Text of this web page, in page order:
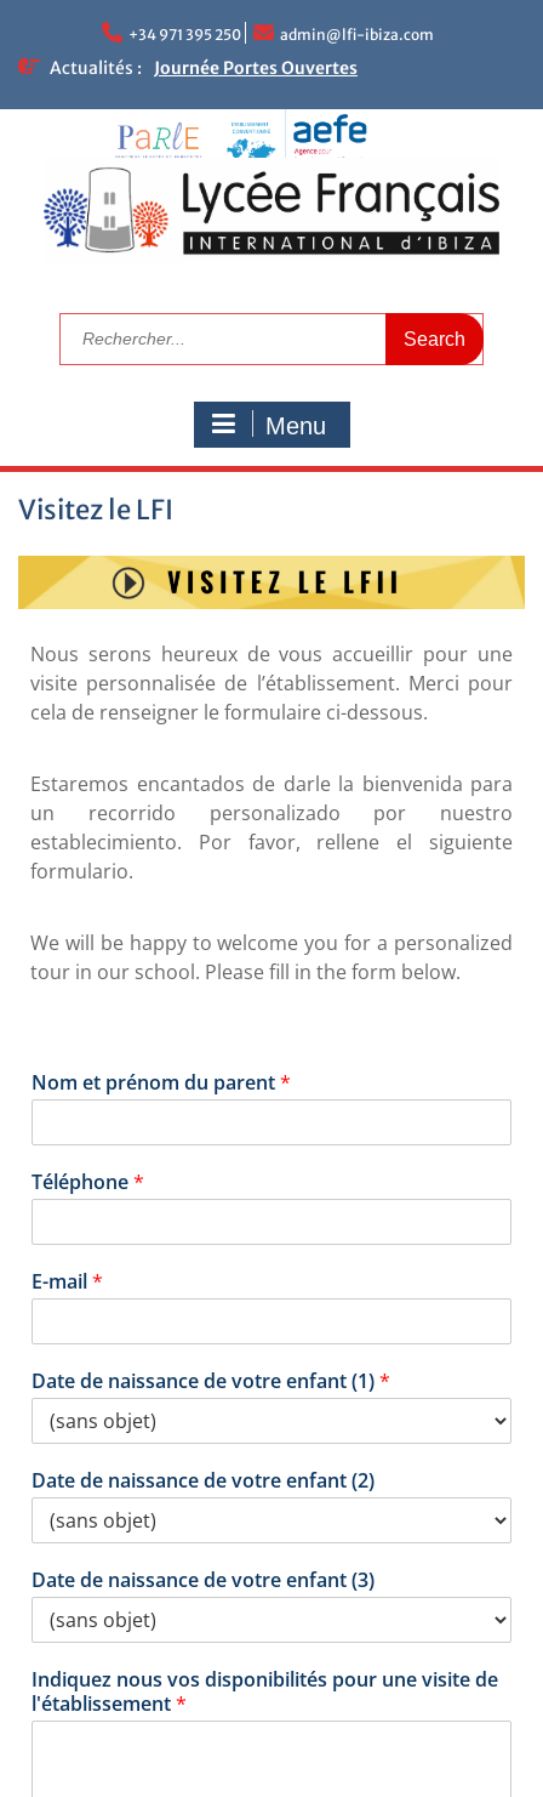
+34 971 395 250 admin@lfi-ibiza.com
Actualités :
Journée Portes Ouvertes
Réunions parents – enseignants
Le mot de la Proviseure
Résultats académiques
Calendrier de rentrée 2025
Calendrier scolaire
Visitez le LFI
Menu
Visitez le LFI
Nous serons heureux de vous accueillir pour une
visite personnalisée de l’établissement. Merci pour
cela de renseigner le formulaire ci-dessous.
Estaremos encantados de darle la bienvenida para
un recorrido personalizado por nuestro
establecimiento. Por favor, rellene el siguiente
formulario.
We will be happy to welcome you for a personalized
tour in our school. Please fill in the form below.
Nom et prénom du parent*
Téléphone*
E-mail*
Date de naissance de votre enfant (1)*
Date de naissance de votre enfant (2)
Date de naissance de votre enfant (3)
Indiquez nous vos disponibilités pour une visite de
l'établissement*